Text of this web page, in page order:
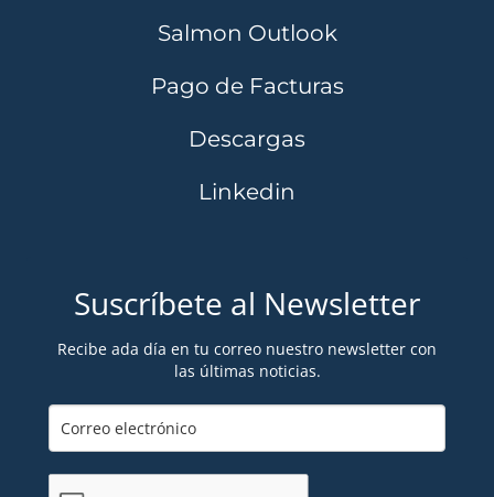
Salmon Outlook
Pago de Facturas
Descargas
Linkedin
Suscríbete al Newsletter
Recibe ada día en tu correo nuestro newsletter con
las últimas noticias.